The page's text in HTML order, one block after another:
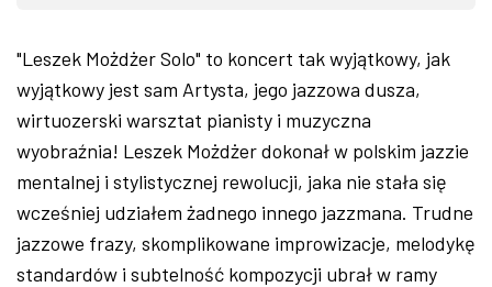
"Leszek Możdżer Solo" to koncert tak wyjątkowy, jak
wyjątkowy jest sam Artysta, jego jazzowa dusza,
wirtuozerski warsztat pianisty i muzyczna
wyobraźnia! Leszek Możdżer dokonał w polskim jazzie
mentalnej i stylistycznej rewolucji, jaka nie stała się
wcześniej udziałem żadnego innego jazzmana. Trudne
jazzowe frazy, skomplikowane improwizacje, melodykę
standardów i subtelność kompozycji ubrał w ramy